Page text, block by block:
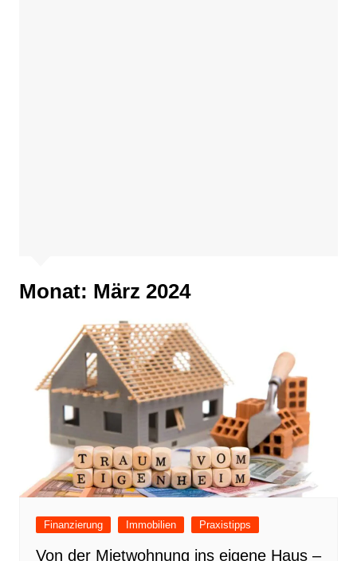
Monat: März 2024
Finanzierung Immobilien Praxistipps
Von der Mietwohnung ins eigene Haus –